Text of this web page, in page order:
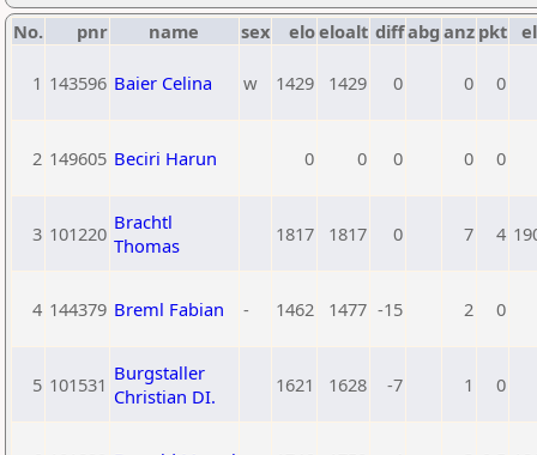
No. pnr name sex eloeloalt diffabg anz pkt
1 143596 Baier Celina w 1429 1429 0 0 0
2 149605 Beciri Harun 0 0 0 0 0
3 101220 Brachtl
Thomas
1817 1817 0 7 4
4 144379 Breml Fabian - 1462 1477 -15 2 0
5 101531 Burgstaller
Christian DI.
1621 1628 -7 1 0